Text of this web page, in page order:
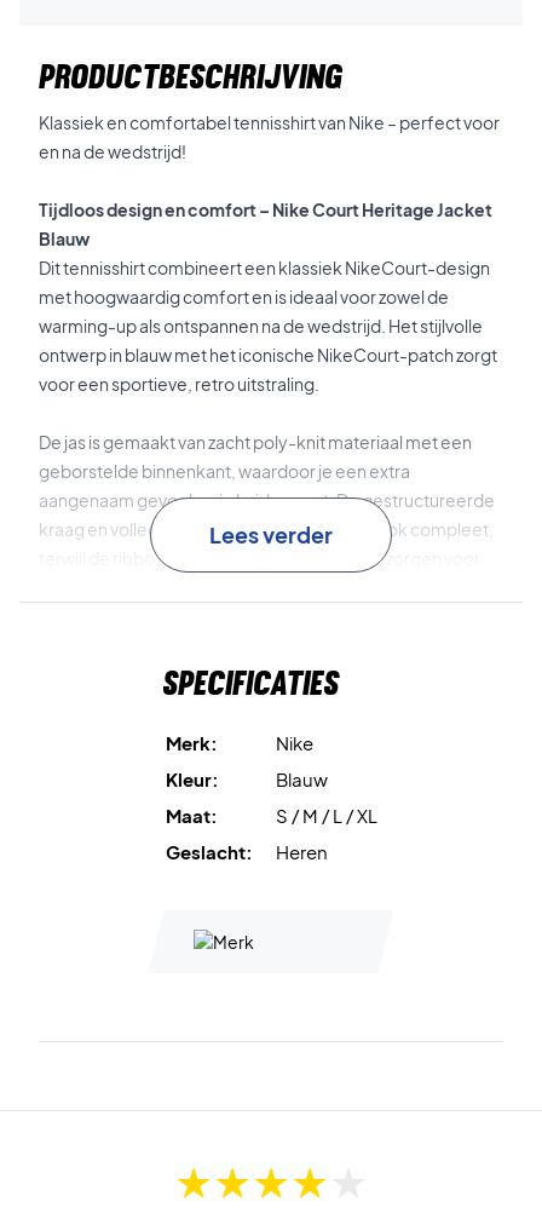
PRODUCTBESCHRIJVING
Klassiek en comfortabel tennisshirt van Nike – perfect voor
en na de wedstrijd!
Tijdloos design en comfort – Nike Court Heritage Jacket
Blauw
Dit tennisshirt combineert een klassiek NikeCourt-design
met hoogwaardig comfort en is ideaal voor zowel de
warming-up als ontspannen na de wedstrijd. Het stijlvolle
ontwerp in blauw met het iconische NikeCourt-patch zorgt
voor een sportieve, retro uitstraling.
De jas is gemaakt van zacht poly-knit materiaal met een
geborstelde binnenkant, waardoor je een extra
aangenaam gevoel op je huid ervaart. De gestructureerde
kraag en volledige rits maken de klassieke look compleet,
terwijl de ribboorden bij de mouwen en taille zorgen voor
prettige sensatie.
maakt het aan- en uittrekken eenvoudig.
geven een aansluitende en comfortabele fit.
Lees verder
Specificaties
Merk:
Nike
Kleur:
Blauw
Maat:
S / M / L / XL
Geslacht:
Heren